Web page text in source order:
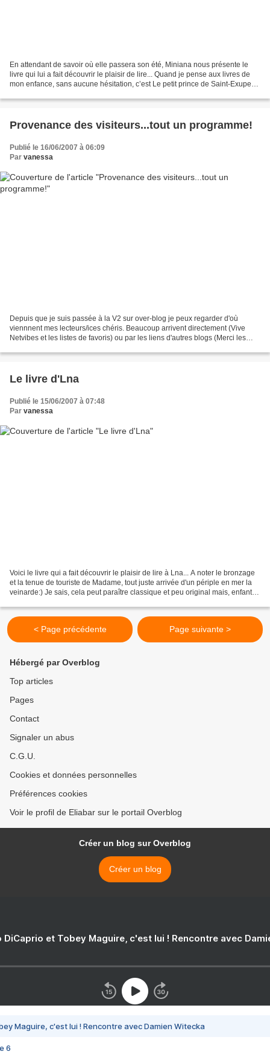
En attendant de savoir où elle passera son été, Miniana nous présente le
livre qui lui a fait découvrir le plaisir de lire... Quand je pense aux livres de
mon enfance, sans aucune hésitation, c’est Le petit prince de Saint-Exupery
Provenance des visiteurs...tout un programme!
Publié le 16/06/2007 à 06:09
Par vanessa
Depuis que je suis passée à la V2 sur over-blog je peux regarder d'où
viennnent mes lecteurs/ices chéris. Beaucoup arrivent directement (Vive
Netvibes et les listes de favoris) ou par les liens d'autres blogs (Merci les
Le livre d'Lna
Publié le 15/06/2007 à 07:48
Par vanessa
Voici le livre qui a fait découvrir le plaisir de lire à Lna... A noter le bronzage
et la tenue de touriste de Madame, tout juste arrivée d'un périple en mer la
veinarde:) Je sais, cela peut paraître classique et peu original mais, enfant,
< Page précédente Page suivante >
Hébergé par Overblog
Top articles
Pages
Contact
Signaler un abus
C.G.U.
Cookies et données personnelles
Préférences cookies
Voir le profil de Eliabar sur le portail Overblog
Créer un blog sur Overblog
Créer un blog
DiCaprio et Tobey Maguire, c'est lui ! Rencontre avec
Maguire, c'est lui ! Rencontre avec Damien Witecka
6